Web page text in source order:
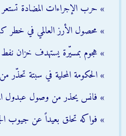
» حرب الإجراءات المضادة تستعر
» محصول الأرز العالمي في خطر
» هجوم بمسيّرة يستهدف خزان نفط
» الحكومة المحلية في سبتة تحذّر
» فانس يحذر من وصول عبدول
» فواكه تحلق بعيداً عن جيوب